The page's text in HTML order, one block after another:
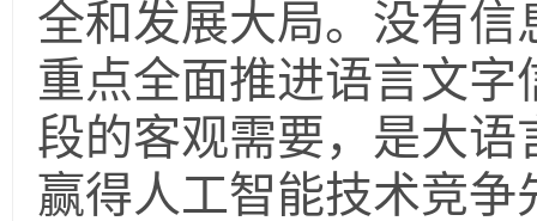
全和发展大局。没有
重点全面推进语言文
段的客观需要，是大
赢得人工智能技术竞